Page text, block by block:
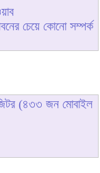
চেয়ে কোনো সম্পর্ক
(৪৩৩ জন মোবাইল